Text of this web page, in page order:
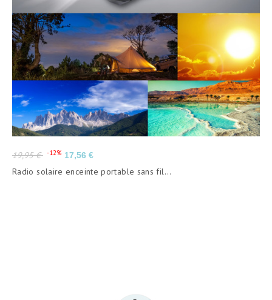
Prix
de
base
19,95 € -12% Prix
17,56 €
Radio solaire enceinte portable sans fil...